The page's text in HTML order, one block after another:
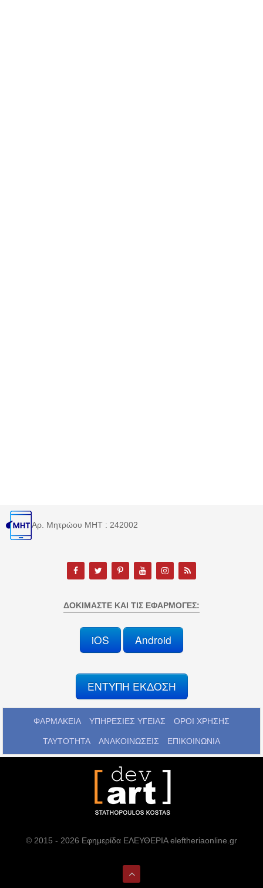
Αρ. Μητρώου MHT : 242002
ΔΟΚΙΜΆΣΤΕ ΚΑΙ ΤΙΣ ΕΦΑΡΜΟΓΈΣ:
iOS Android
ΕΝΤΥΠΗ ΕΚΔΟΣΗ
ΦΑΡΜΑΚΕΙΑ ΥΠΗΡΕΣΙΕΣ ΥΓΕΙΑΣ ΟΡΟΙ ΧΡΗΣΗΣ
ΤΑΥΤΟΤΗΤΑ ΑΝΑΚΟΙΝΩΣΕΙΣ ΕΠΙΚΟΙΝΩΝΙΑ
© 2015 - 2026 Εφημερίδα ΕΛΕΥΘΕΡΙΑ eleftheriaonline.gr